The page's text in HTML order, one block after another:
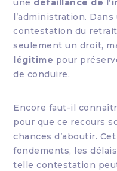
une défaillance de
l’administration.
contestation du
seulement un droit,
légitime pour
de conduire.
Encore faut-il
pour que ce recours
chances d’aboutir.
fondements, les
telle contestation